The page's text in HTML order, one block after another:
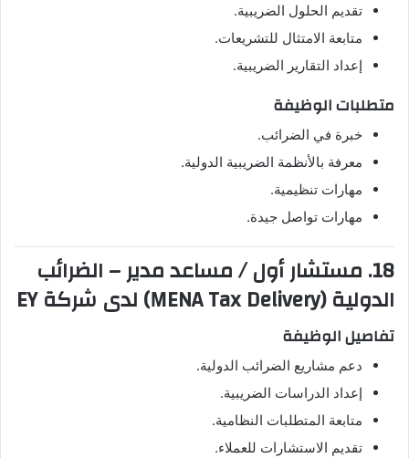
تقديم الحلول الضريبية.
متابعة الامتثال للتشريعات.
إعداد التقارير الضريبية.
متطلبات الوظيفة
خبرة في الضرائب.
معرفة بالأنظمة الضريبية الدولية.
مهارات تنظيمية.
مهارات تواصل جيدة.
18. مستشار أول / مساعد مدير – الضرائب
الدولية (MENA Tax Delivery) لدى شركة EY
تفاصيل الوظيفة
دعم مشاريع الضرائب الدولية.
إعداد الدراسات الضريبية.
متابعة المتطلبات النظامية.
تقديم الاستشارات للعملاء.